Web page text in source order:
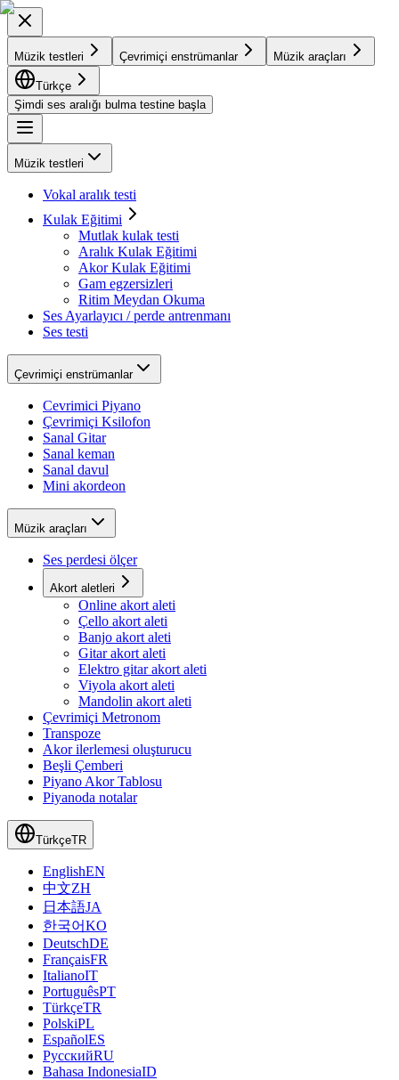
Müzik testleri Çevrimiçi enstrümanlar Müzik araçları
Türkçe
Şimdi ses aralığı bulma testine başla
Müzik testleri
Vokal aralık testi
Kulak Eğitimi
Mutlak kulak testi
Aralık Kulak Eğitimi
Akor Kulak Eğitimi
Gam egzersizleri
Ritim Meydan Okuma
Ses Ayarlayıcı / perde antrenmanı
Ses testi
Çevrimiçi enstrümanlar
Cevrimici Piyano
Çevrimiçi Ksilofon
Sanal Gitar
Sanal keman
Sanal davul
Mini akordeon
Müzik araçları
Ses perdesi ölçer
Akort aletleri
Online akort aleti
Çello akort aleti
Banjo akort aleti
Gitar akort aleti
Elektro gitar akort aleti
Viyola akort aleti
Mandolin akort aleti
Çevrimiçi Metronom
Transpoze
Akor ilerlemesi oluşturucu
Beşli Çemberi
Piyano Akor Tablosu
Piyanoda notalar
TürkçeTR
EnglishEN
中文ZH
日本語JA
한국어KO
DeutschDE
FrançaisFR
ItalianoIT
PortuguêsPT
TürkçeTR
PolskiPL
EspañolES
РусскийRU
Bahasa IndonesiaID